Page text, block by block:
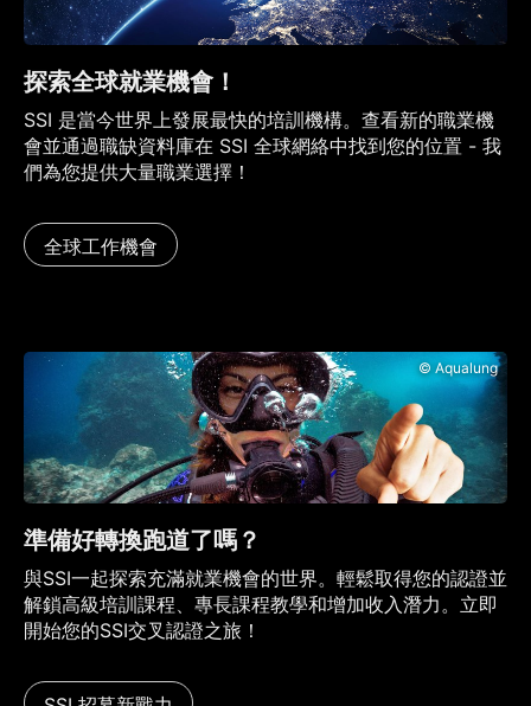
探索全球就業機會！
SSI 是當今世界上發展最快的培訓機構。查看新的職業機
會並通過職缺資料庫在 SSI 全球網絡中找到您的位置 - 我
們為您提供大量職業選擇！
全球工作機會
© Aqualung
準備好轉換跑道了嗎？
與SSI一起探索充滿就業機會的世界。輕鬆取得您的認證並
解鎖高級培訓課程、專長課程教學和增加收入潛力。立即
開始您的SSI交叉認證之旅！